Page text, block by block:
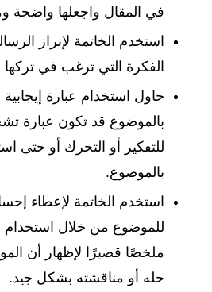
في المقال واجعلها واضحة
استخدم الخاتمة لإبراز
الفكرة التي ترغب في تركها
حاول استخدام عبارة
بالموضوع قد تكون عبارة
للتفكير أو التحرك أو حتى
بالموضوع.
استخدم الخاتمة لإعطاء
للموضوع من خلال استخدام
ملخصًا قصيرًا لإظهار أن
حله أو مناقشته بشكل جيد.